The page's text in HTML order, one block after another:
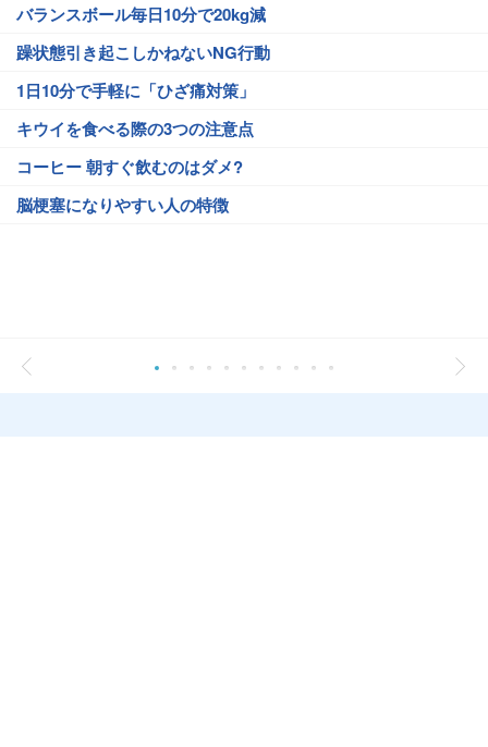
バランスボール毎日10分で20kg減
躁状態引き起こしかねないNG行動
1日10分で手軽に「ひざ痛対策」
キウイを食べる際の3つの注意点
コーヒー 朝すぐ飲むのはダメ?
脳梗塞になりやすい人の特徴